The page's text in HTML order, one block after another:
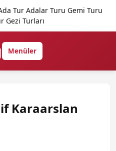
Tur Adalar Turu Gemi Turu
Gezi Turları
Menüler
Karaarslan